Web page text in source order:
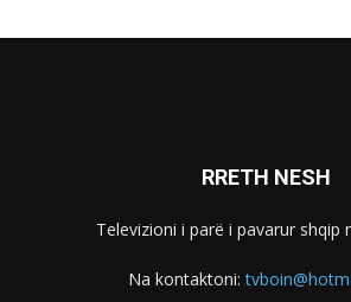
RRETH NESH
Televizioni i parë i pavarur shqip
Na kontaktoni: